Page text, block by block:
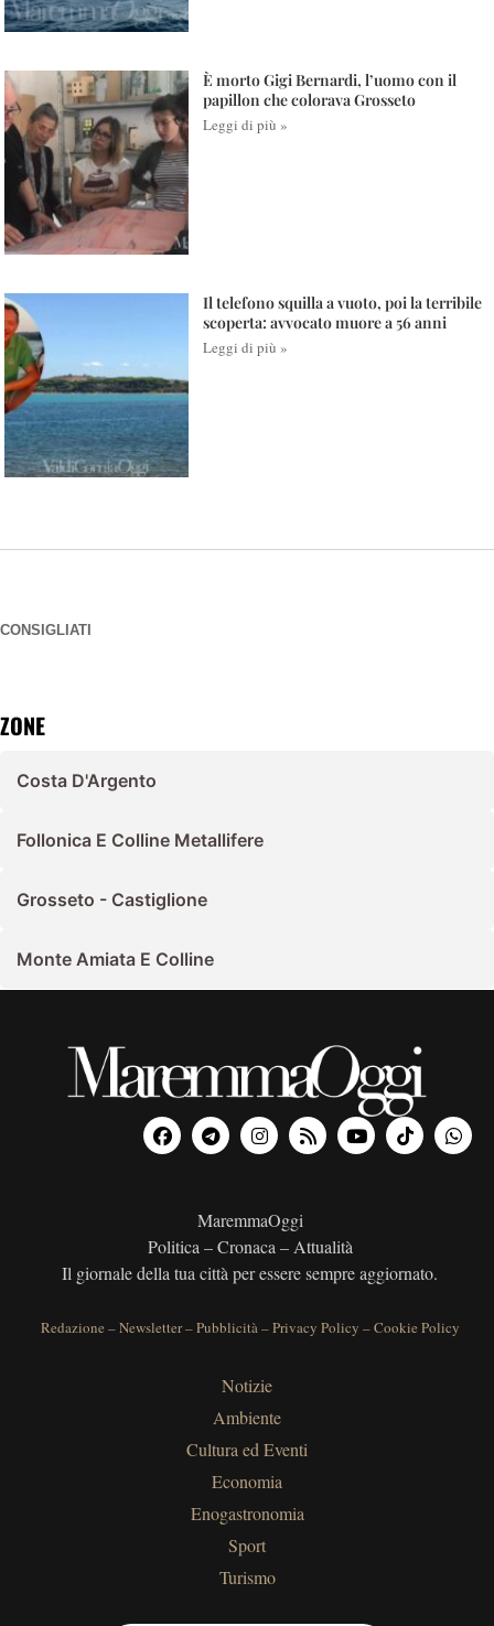
È morto Gigi Bernardi, l’uomo con il
papillon che colorava Grosseto
Leggi di più »
Il telefono squilla a vuoto, poi la terribile
scoperta: avvocato muore a 56 anni
Leggi di più »
CONSIGLIATI
ZONE
Costa D'Argento
Follonica E Colline Metallifere
Grosseto - Castiglione
Monte Amiata E Colline
MaremmaOggi
Politica – Cronaca – Attualità
Il giornale della tua città per essere sempre aggiornato.
Redazione –Newsletter–Pubblicità–Privacy Policy –Cookie Policy
Notizie
Ambiente
Cultura ed Eventi
Economia
Enogastronomia
Sport
Turismo